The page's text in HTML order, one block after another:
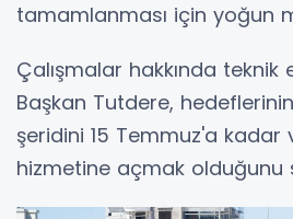
tamamlanması için yoğun
Çalışmalar hakkında
Başkan Tutdere,
şeridini 15 Temmuz'a kadar
hizmetine açmak olduğunu